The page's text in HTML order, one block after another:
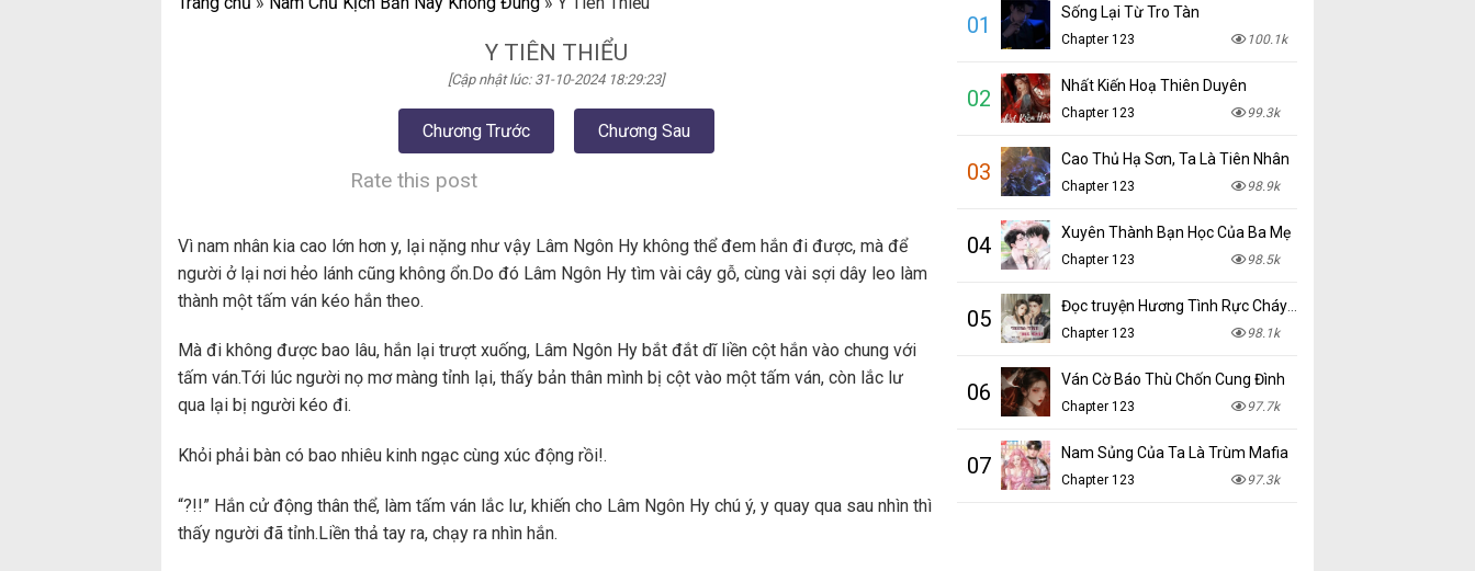
Y TIÊN THIỂU
[Cập nhật lúc: 31-10-2024 18:29:23]
Chương Trước Chương Sau
Rate this post
Vì nam nhân kia cao lớn hơn y, lại nặng như vậy Lâm Ngôn Hy không thể đem hắn đi được, mà để
người ở lại nơi hẻo lánh cũng không ổn.Do đó Lâm Ngôn Hy tìm vài cây gỗ, cùng vài sợi dây leo làm
thành một tấm ván kéo hắn theo.
Mà đi không được bao lâu, hắn lại trượt xuống, Lâm Ngôn Hy bắt đắt dĩ liền cột hắn vào chung với
tấm ván.Tới lúc người nọ mơ màng tỉnh lại, thấy bản thân mình bị cột vào một tấm ván, còn lắc lư
qua lại bị người kéo đi.
Khỏi phải bàn có bao nhiêu kinh ngạc cùng xúc động rồi!.
“?!!” Hắn cử động thân thể, làm tấm ván lắc lư, khiến cho Lâm Ngôn Hy chú ý, y quay qua sau nhìn thì
thấy người đã tỉnh.Liền thả tay ra, chạy ra nhìn hắn.
01 Sống Lại Từ Tro Tàn
Chapter 123 100.1k
02 Nhất Kiến Hoạ Thiên Duyên
Chapter 123 99.3k
03 Cao Thủ Hạ Sơn, Ta Là Tiên Nhân
Chapter 123 98.9k
04 Xuyên Thành Bạn Học Của Ba Mẹ
Chapter 123 98.5k
05
Chapter 123 98.1k
06 Ván Cờ Báo Thù Chốn Cung Đình
Chapter 123 97.7k
07 Nam Sủng Của Ta Là Trùm Mafia
Chapter 123 97.3k